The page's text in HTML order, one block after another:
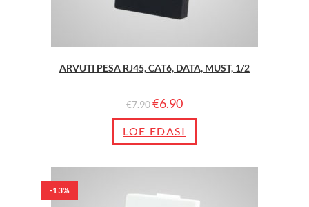
ARVUTI PESA RJ45, CAT6, DATA, MUST, 1/2
€7.90€6.90
LOE EDASI
-13%